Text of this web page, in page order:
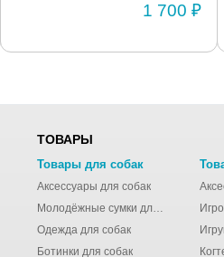
1 700 ₽
ТОВАРЫ
Товары для собак
Аксессуары для собак
Молодёжные сумки для девушек
Одежда для собак
Ботинки для собак